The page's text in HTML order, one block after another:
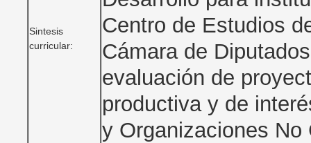
Sintesis
curricular:
Centro de Estudios
Cámara de
evaluación de
productiva y de
y Organizaciones No